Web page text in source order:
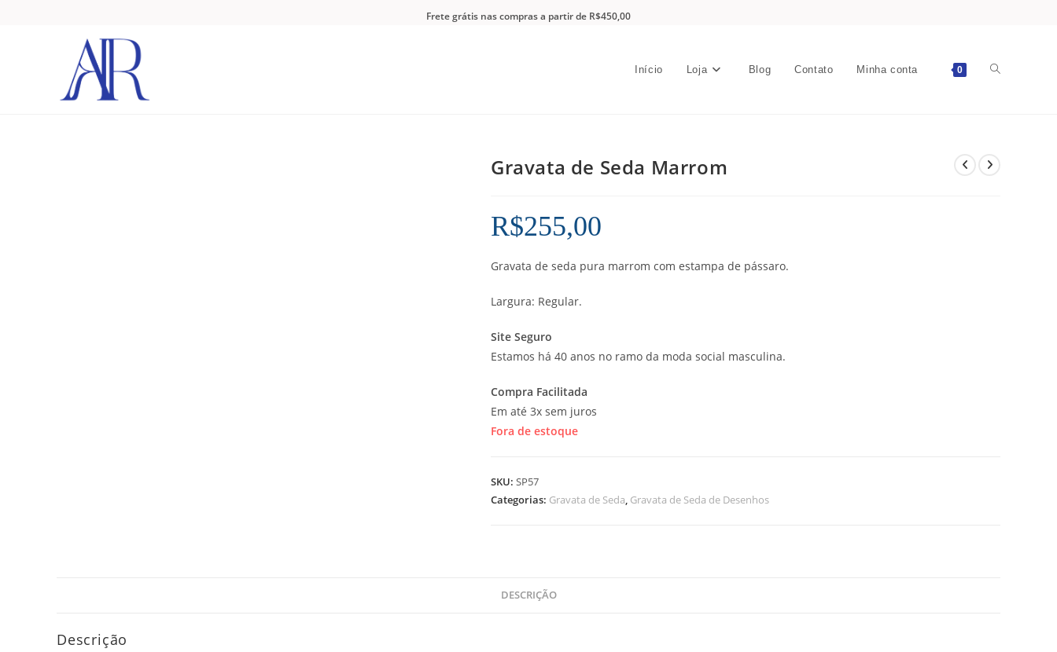
Frete grátis nas compras a partir de R$450,00
Início Loja Blog Contato Minha conta 0
Gravata de Seda Marrom
R$255,00
Gravata de seda pura marrom com estampa de pássaro.
Largura: Regular.
Site Seguro
Estamos há 40 anos no ramo da moda social masculina.
Compra Facilitada
Em até 3x sem juros
Fora de estoque
SKU: SP57
Categorias: Gravata de Seda, Gravata de Seda de Desenhos
DESCRIÇÃO
Descrição